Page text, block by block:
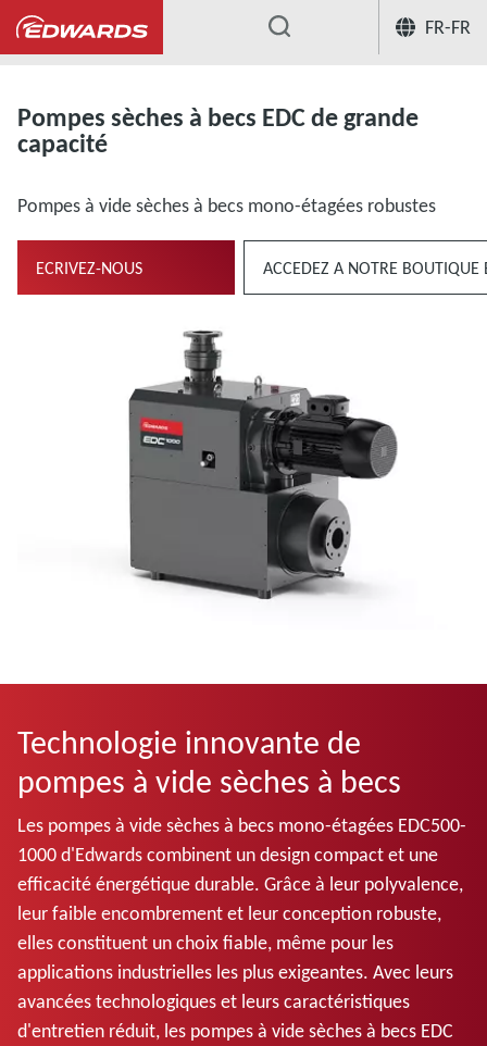
FR-FR
... Pompes sèches à becs POMPES
Pompes sèches à becs EDC de grande
capacité
Pompes à vide sèches à becs mono-étagées robustes
ECRIVEZ-NOUS ACCEDEZ A NOTRE BOUTIQUE
Technologie innovante de
pompes à vide sèches à becs
Les pompes à vide sèches à becs mono-étagées EDC500-
1000 d'Edwards combinent un design compact et une
efficacité énergétique durable. Grâce à leur polyvalence,
leur faible encombrement et leur conception robuste,
elles constituent un choix fiable, même pour les
applications industrielles les plus exigeantes. Avec leurs
avancées technologiques et leurs caractéristiques
d'entretien réduit, les pompes à vide sèches à becs EDC